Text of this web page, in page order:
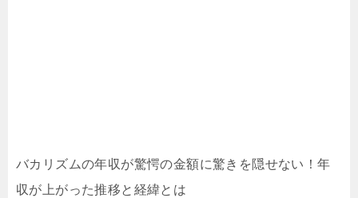
バカリズムの年収が驚愕の金額に驚きを隠せない！年
収が上がった推移と経緯とは